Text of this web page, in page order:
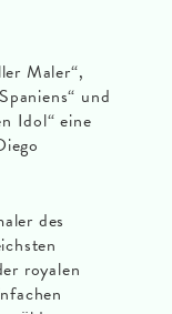
Maler“,
und
Idol“ eine
des
royalen